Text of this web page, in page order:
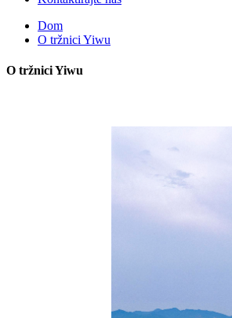
Dom
O tržnici Yiwu
O tržnici Yiwu